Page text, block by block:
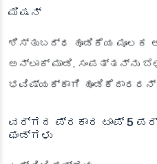
ಮಿಷನ್
ಶಿಸ್ತುಬದ್ಧ ಹೂಡಿಕೆಯ ಮೂಲಕ
ಅನ್ಲಾಕ್ ಮಾಡಿ. ಸಂಪತ್ತನ್ನು
ಭವಿಷ್ಯಕ್ಕಾಗಿ
ವರ್ಗದ ಪ್ರಕಾರ ಟಾಪ್ 5
ಫಂಡ್‌ಗಳು